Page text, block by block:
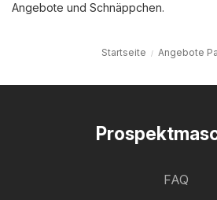
Angebote und Schnäppchen.
Startseite Angebote
FAQ